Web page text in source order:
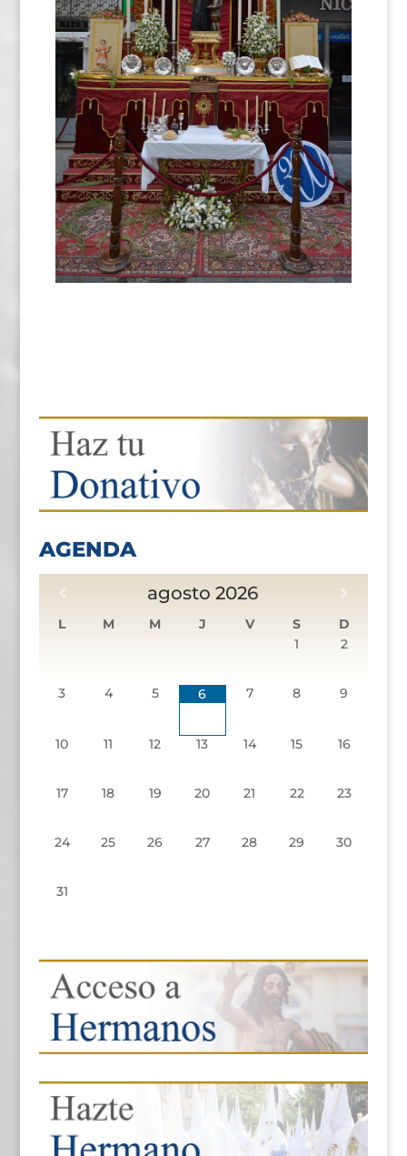
AGENDA
agosto 2026
L M M J V S
D
1
2
3 4 5 6 7 8 9
10 11 12 13 14 15 16
17 18 19 20 21 22 23
24 25 26 27 28 29 30
31